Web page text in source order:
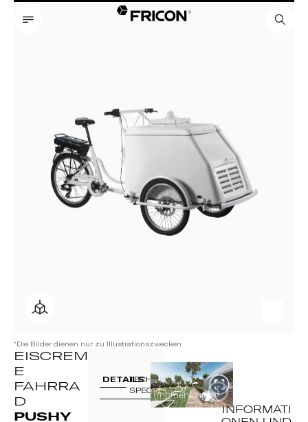
*Die Bilder dienen nur zu Illustrationszwecken
EISCREM
E
FAHRRA
D
PUSHY
DETAILS
TECH
SPECS
INFORMATI
ONEN UND